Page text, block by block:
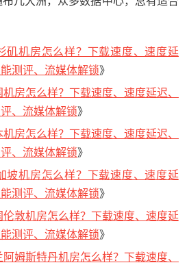
矶机房怎么样？下载速度、速度延
测评、流媒体解锁》
房怎么样？下载速度、速度延迟、
、流媒体解锁》
房怎么样？下载速度、速度延迟、
、流媒体解锁》
坡机房怎么样？下载速度、速度延
测评、流媒体解锁》
敦机房怎么样？下载速度、速度延
测评、流媒体解锁》
姆斯特丹机房怎么样？下载速度、